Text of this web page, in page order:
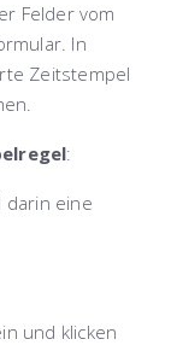
Felder vom
In
Zeitstempel
:
darin eine
und klicken